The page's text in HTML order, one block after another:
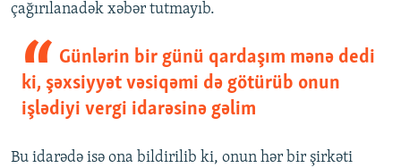
çağırılanadək xəbər tutmayıb.
Günlərin bir günü qardaşım mənə dedi
ki, şəxsiyyət vəsiqəmi də götürüb onun
işlədiyi vergi idarəsinə gəlim
Bu idarədə isə ona bildirilib ki, onun hər bir şirkəti